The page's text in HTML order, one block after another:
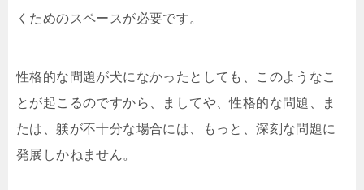
くためのスペースが必要です。
性格的な問題が犬になかったとしても、このようなこ
とが起こるのですから、ましてや、性格的な問題、ま
たは、躾が不十分な場合には、もっと、深刻な問題に
発展しかねません。